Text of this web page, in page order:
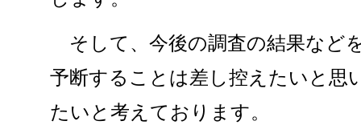
そして、今後の調査の結果など
予断することは差し控えたいと思
たいと考えております。